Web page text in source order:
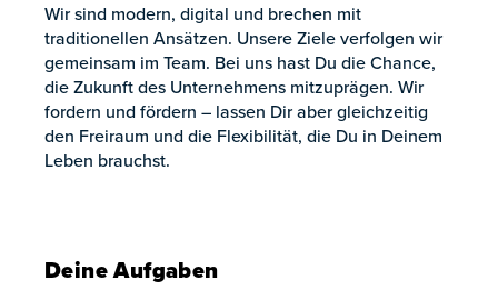
Wir sind modern, digital und brechen mit
traditionellen Ansätzen. Unsere Ziele verfolgen wir
gemeinsam im Team. Bei uns hast Du die Chance,
die Zukunft des Unternehmens mitzuprägen. Wir
fordern und fördern – lassen Dir aber gleichzeitig
den Freiraum und die Flexibilität, die Du in Deinem
Leben brauchst.
Deine Aufgaben